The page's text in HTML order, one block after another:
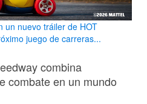
un nuevo tráiler de HOT
juego de carreras...
combina
combate en un mundo